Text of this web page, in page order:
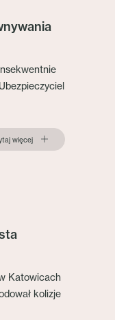
więcej
Katowicach
kolizje